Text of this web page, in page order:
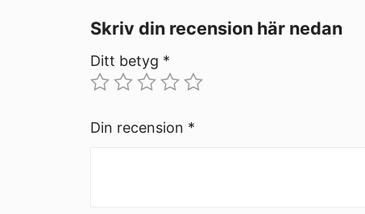
Skriv din recension här nedan
Ditt betyg *
Din recension *